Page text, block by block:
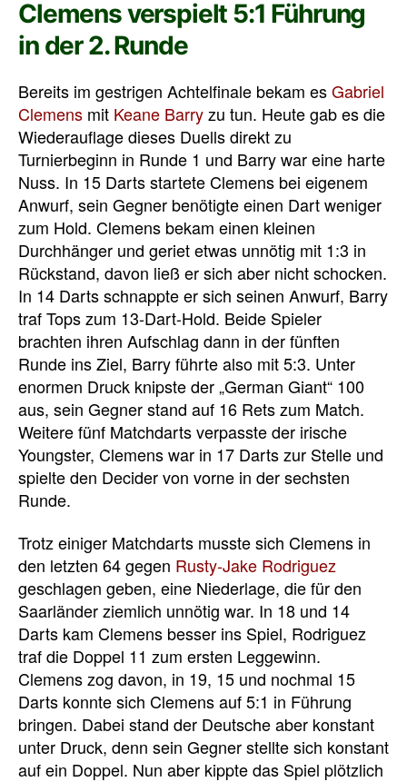
Clemens verspielt 5:1 Führung
in der 2. Runde
Bereits im gestrigen Achtelfinale bekam esGabriel
Clemens mit Keane Barryzu tun. Heute gab es die
Wiederauflage dieses Duells direkt zu
Turnierbeginn in Runde 1 und Barry war eine harte
Nuss. In 15 Darts startete Clemens bei eigenem
Anwurf, sein Gegner benötigte einen Dart weniger
zum Hold. Clemens bekam einen kleinen
Durchhänger und geriet etwas unnötig mit 1:3 in
Rückstand, davon ließ er sich aber nicht schocken.
In 14 Darts schnappte er sich seinen Anwurf, Barry
traf Tops zum 13-Dart-Hold. Beide Spieler
brachten ihren Aufschlag dann in der fünften
Runde ins Ziel, Barry führte also mit 5:3. Unter
enormen Druck knipste der „German Giant“ 100
aus, sein Gegner stand auf 16 Rets zum Match.
Weitere fünf Matchdarts verpasste der irische
Youngster, Clemens war in 17 Darts zur Stelle und
spielte den Decider von vorne in der sechsten
Runde.
Trotz einiger Matchdarts musste sich Clemens in
den letzten 64 gegen Rusty-Jake Rodriguez
geschlagen geben, eine Niederlage, die für den
Saarländer ziemlich unnötig war. In 18 und 14
Darts kam Clemens besser ins Spiel, Rodriguez
traf die Doppel 11 zum ersten Leggewinn.
Clemens zog davon, in 19, 15 und nochmal 15
Darts konnte sich Clemens auf 5:1 in Führung
bringen. Dabei stand der Deutsche aber konstant
unter Druck, denn sein Gegner stellte sich konstant
auf ein Doppel. Nun aber kippte das Spiel plötzlich